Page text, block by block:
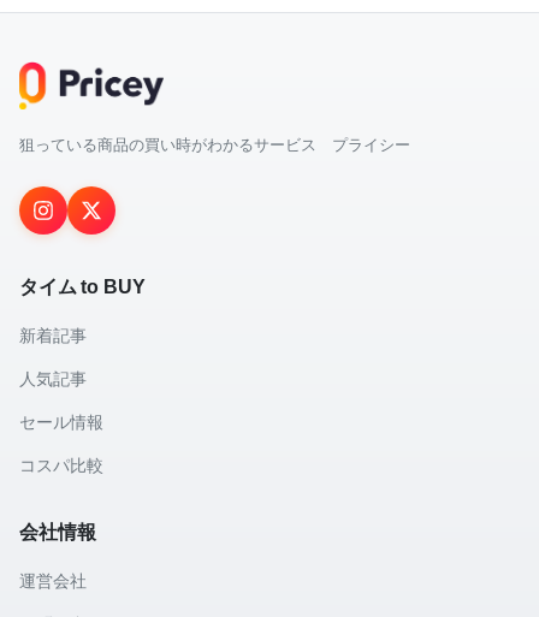
狙っている商品の買い時がわかるサービス プライシー
タイム to BUY
新着記事
人気記事
セール情報
コスパ比較
会社情報
運営会社